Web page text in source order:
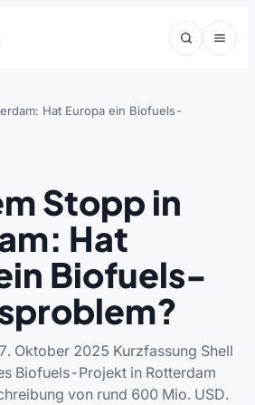
Hat Europa ein Biofuels-
Stopp in
Hat
Biofuels-
Oktober 2025 Kurzfassung Shell
Biofuels-Projekt in Rotterdam
von rund 600 Mio. USD.